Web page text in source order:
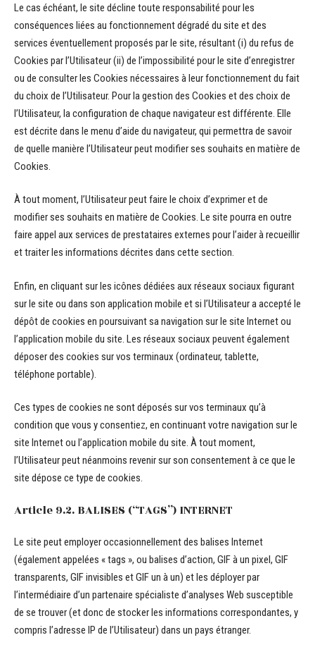
Le cas échéant, le site décline toute responsabilité pour les
conséquences liées au fonctionnement dégradé du site et des
services éventuellement proposés par le site, résultant (i) du refus de
Cookies par l’Utilisateur (ii) de l’impossibilité pour le site d’enregistrer
ou de consulter les Cookies nécessaires à leur fonctionnement du fait
du choix de l’Utilisateur. Pour la gestion des Cookies et des choix de
l’Utilisateur, la configuration de chaque navigateur est différente. Elle
est décrite dans le menu d’aide du navigateur, qui permettra de savoir
de quelle manière l’Utilisateur peut modifier ses souhaits en matière de
Cookies.
À tout moment, l’Utilisateur peut faire le choix d’exprimer et de
modifier ses souhaits en matière de Cookies. Le site pourra en outre
faire appel aux services de prestataires externes pour l’aider à recueillir
et traiter les informations décrites dans cette section.
Enfin, en cliquant sur les icônes dédiées aux réseaux sociaux figurant
sur le site ou dans son application mobile et si l’Utilisateur a accepté le
dépôt de cookies en poursuivant sa navigation sur le site Internet ou
l’application mobile du site. Les réseaux sociaux peuvent également
déposer des cookies sur vos terminaux (ordinateur, tablette,
téléphone portable).
Ces types de cookies ne sont déposés sur vos terminaux qu’à
condition que vous y consentiez, en continuant votre navigation sur le
site Internet ou l’application mobile du site. À tout moment,
l’Utilisateur peut néanmoins revenir sur son consentement à ce que le
site dépose ce type de cookies.
Article 9.2. BALISES (“TAGS”) INTERNET
Le site peut employer occasionnellement des balises Internet
(également appelées « tags », ou balises d’action, GIF à un pixel, GIF
transparents, GIF invisibles et GIF un à un) et les déployer par
l’intermédiaire d’un partenaire spécialiste d’analyses Web susceptible
de se trouver (et donc de stocker les informations correspondantes, y
compris l’adresse IP de l’Utilisateur) dans un pays étranger.